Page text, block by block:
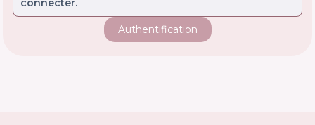
connecter.
Authentification